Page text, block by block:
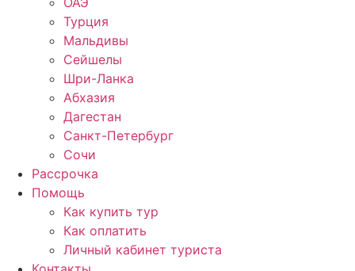
Турция
Мальдивы
Сейшелы
Шри-Ланка
Абхазия
Дагестан
Санкт-Петербург
Сочи
Рассрочка
Помощь
Как купить тур
Как оплатить
Личный кабинет туриста